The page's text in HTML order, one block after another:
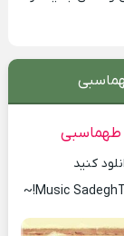
کنید
Music